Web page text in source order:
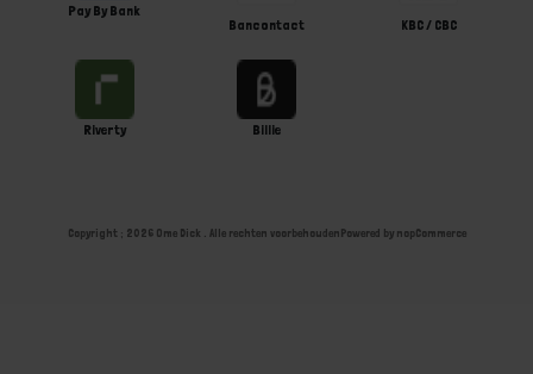
Pay By Bank
Bancontact
KBC / CBC
Riverty Billie
Copyright ; 2026 Ome Dick . Alle rechten voorbehoudenPowered by nopCommerce